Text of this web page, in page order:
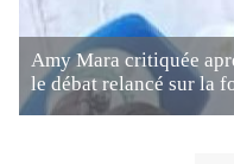
Amy Mara critiquée
le débat relancé sur la